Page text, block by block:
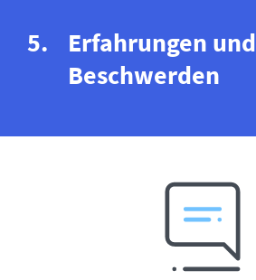
Erfahrungen und
Beschwerden